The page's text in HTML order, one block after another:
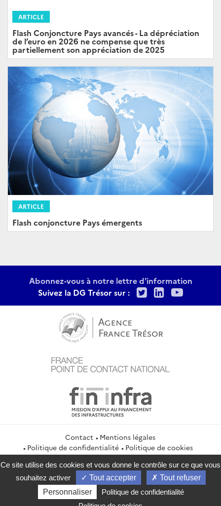
ARTICLE
Flash Conjoncture Pays avancés - La dépréciation
de l’euro en 2026 ne compense que très
partiellement son appréciation de 2025
ARTICLE
Flash conjoncture Pays émergents
Abonnez-vous à notre lettre d'information
Suivez la DG Trésor sur :
TwitterLinkedIn
Contact
Mentions légales
Politique de confidentialité
Politique de cookies
Gestion des cookies
Flux RSS
service-public.gouv.fr
legifrance.gouv.fr
info.gouv.fr
data.gouv.fr
2026 Direction générale du Trésor
Ce site utilise des cookies et vous donne le contrôle sur ce que vous
souhaitez activer
Tout accepter
Tout refuser
Personnaliser
Politique de confidentialité